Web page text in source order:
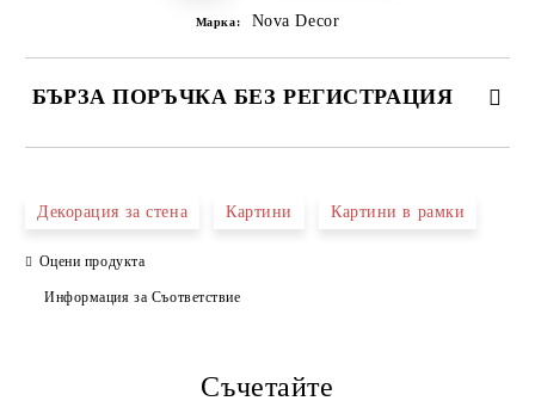
Марка: Nova Decor
БЪРЗА ПОРЪЧКА БЕЗ РЕГИСТРАЦИЯ
Ние ще се свържем с вас в рамките на работния ден.
Декорация за стена Картини Картини в рамки
Оцени продукта
Информация за Съответствие
Съчетайте